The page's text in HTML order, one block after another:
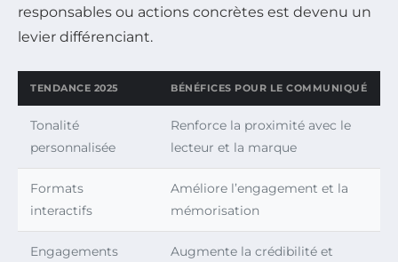
responsables ou actions concrètes est devenu un
levier différenciant.
TENDANCE 2025 BÉNÉFICES POUR LE COMMUNIQUÉ
Tonalité
personnalisée
Renforce la proximité avec le
lecteur et la marque
Formats
interactifs
Améliore l’engagement et la
mémorisation
Engagements
Augmente la crédibilité et